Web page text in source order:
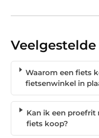
Waarom een fiets
fietsenwinkel in
Kan ik een
fiets koop?